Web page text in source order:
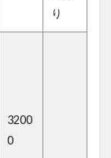
り
3200
0